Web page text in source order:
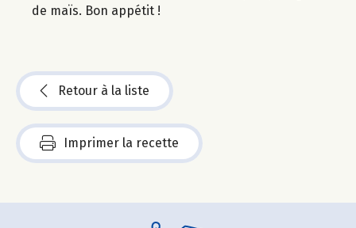
de maïs. Bon appétit !
Retour à la liste
Imprimer la recette